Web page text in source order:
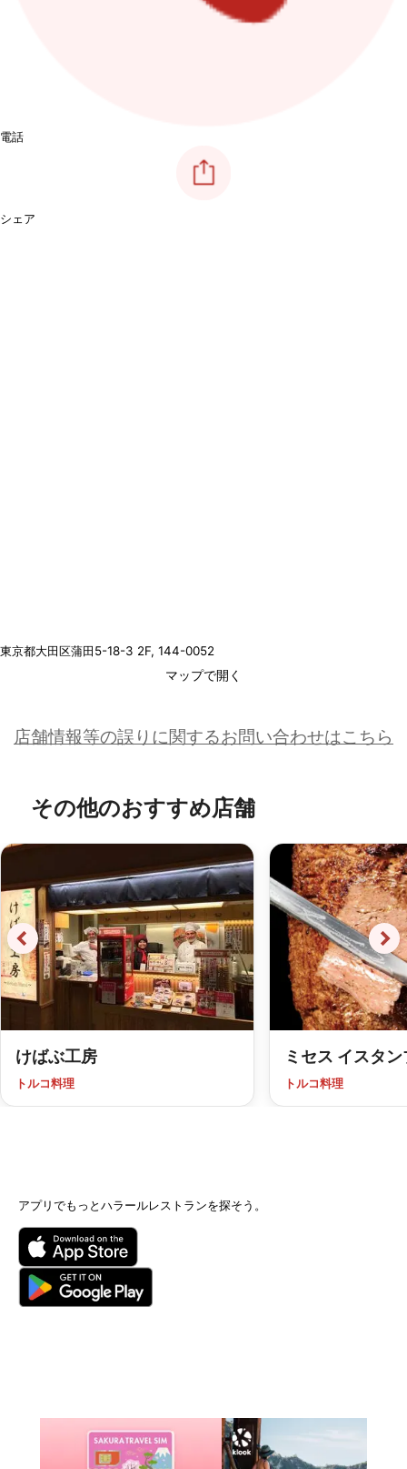
電話
シェア
東京都大田区蒲田5-18-3 2F, 144-0052
マップで開く
店舗情報等の誤りに関するお問い合わせはこちら
その他のおすすめ店舗
けばぶ工房
トルコ料理
ミセス イスタ
トルコ料理
アプリでもっとハラールレストランを探そう。